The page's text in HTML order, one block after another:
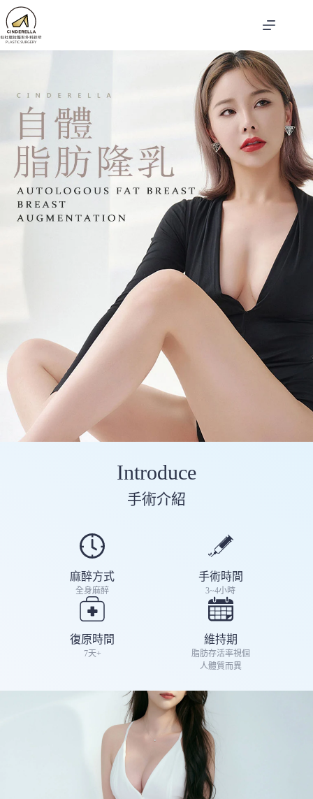
跳
至
主
Introduce
手術介紹
麻醉方式
全身麻醉
手術時間
3~4小時
復原時間
7天+
維持期
脂肪存活率視個
人體質而異